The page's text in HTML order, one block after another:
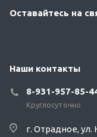
Оставайтесь на
Наши контакты
8-931-957-85-
Круглосуточно
г. Отрадное, ул.